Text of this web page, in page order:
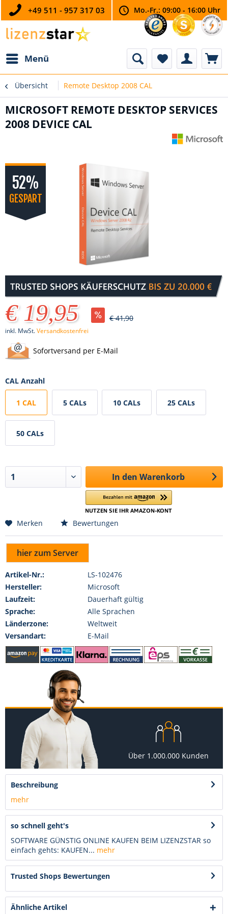
+49 511 - 957 317 03 Mo.-Fr.: 09:00 - 16:00 Uhr
Menü
Übersicht Remote Desktop 2008 CAL
MICROSOFT REMOTE DESKTOP SERVICES
2008 DEVICE CAL
52%
GESPART
€ 19,95 € 41,90
inkl. MwSt.Versandkostenfrei
Sofortversand per E-Mail
CAL Anzahl
1 CAL 5 CALs 10 CALs 25 CALs
50 CALs
In den Warenkorb
Merken Bewertungen
hier zum Server
Artikel-Nr.:
LS-102476
Hersteller:
Microsoft
Laufzeit:
Dauerhaft gültig
Sprache:
Alle Sprachen
Länderzone:
Weltweit
Versandart:
E-Mail
Über 1.000.000 Kunden
Beschreibung
mehr
so schnell geht's
SOFTWARE GÜNSTIG ONLINE KAUFEN BEIM LIZENZSTAR so
einfach gehts: KAUFEN... mehr
Trusted Shops Bewertungen
Ähnliche Artikel